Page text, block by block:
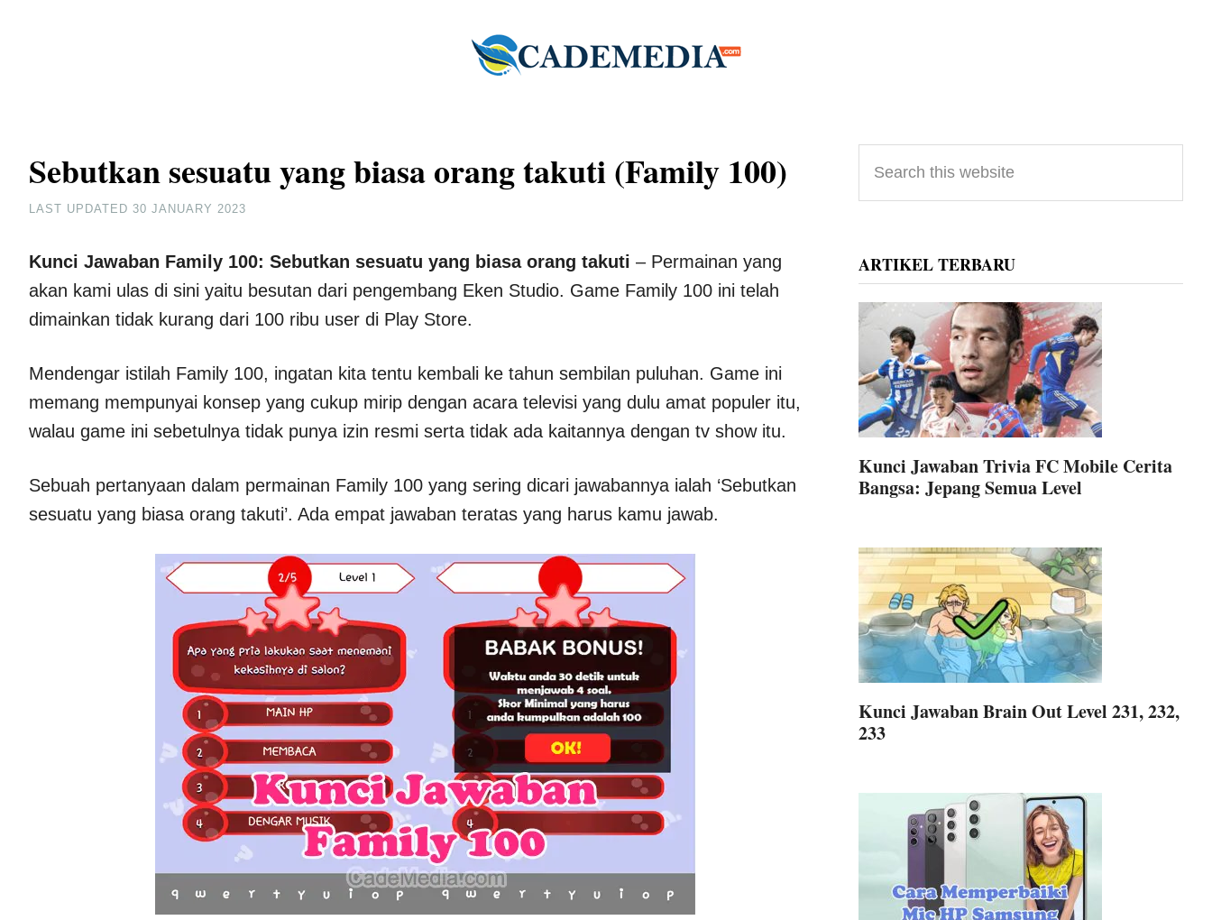
Sebutkan sesuatu yang biasa orang takuti (Family 100)
LAST UPDATED 30 JANUARY 2023
Kunci Jawaban Family 100: Sebutkan sesuatu yang biasa orang takuti – Permainan yang
akan kami ulas di sini yaitu besutan dari pengembang Eken Studio. Game Family 100 ini telah
dimainkan tidak kurang dari 100 ribu user di Play Store.
Mendengar istilah Family 100, ingatan kita tentu kembali ke tahun sembilan puluhan. Game ini
memang mempunyai konsep yang cukup mirip dengan acara televisi yang dulu amat populer itu,
walau game ini sebetulnya tidak punya izin resmi serta tidak ada kaitannya dengan tv show itu.
Sebuah pertanyaan dalam permainan Family 100 yang sering dicari jawabannya ialah ‘Sebutkan
sesuatu yang biasa orang takuti’. Ada empat jawaban teratas yang harus kamu jawab.
Primary
Sidebar
this
website
ARTIKEL TERBARU
Kunci Jawaban Trivia FC Mobile Cerita
Bangsa: Jepang Semua Level
Kunci Jawaban Brain Out Level 231, 232,
233